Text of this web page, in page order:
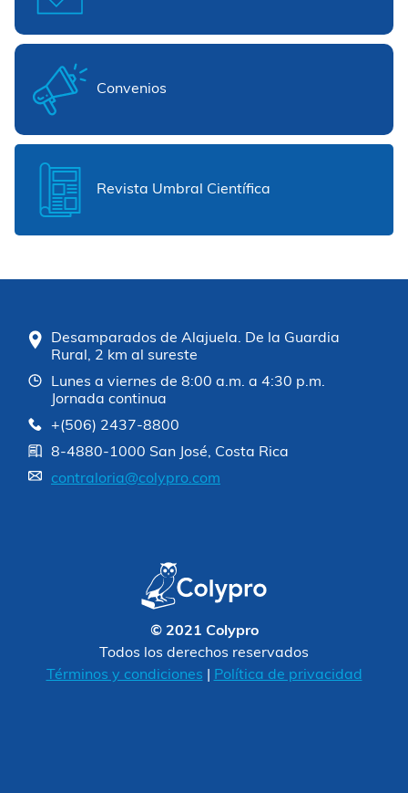
Convenios
Revista Umbral Científica
Desamparados de Alajuela. De la Guardia
Rural, 2 km al sureste
Lunes a viernes de 8:00 a.m. a 4:30 p.m.
Jornada continua
+(506) 2437-8800
8-4880-1000 San José, Costa Rica
contraloria@colypro.com
© 2021 Colypro
Todos los derechos reservados
Términos y condiciones
Política de privacidad